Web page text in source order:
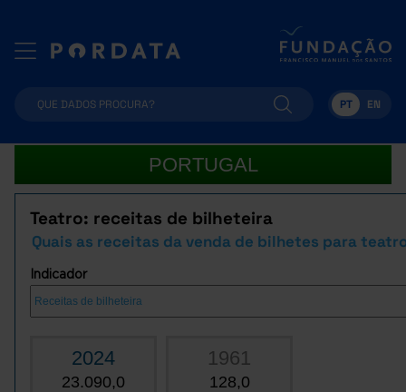
PT EN
PORTUGAL
Teatro: receitas de bilheteira
Quais as receitas da venda de bilhetes para
Indicador
2024
23.090,0
1961
128,0